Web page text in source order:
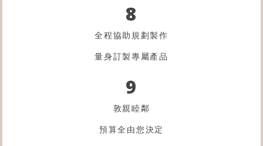
8
全程協助規劃製作
量身訂製專屬產品
9
敦親睦鄰
預算全由您決定